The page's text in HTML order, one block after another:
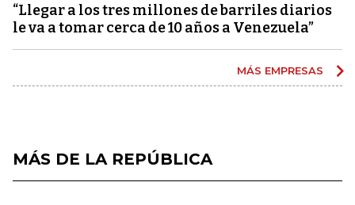
“Llegar a los tres millones de barriles diarios
le va a tomar cerca de 10 años a Venezuela”
MÁS EMPRESAS
MÁS DE LA REPÚBLICA